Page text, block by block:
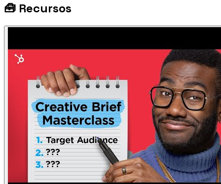
🧰 Recursos